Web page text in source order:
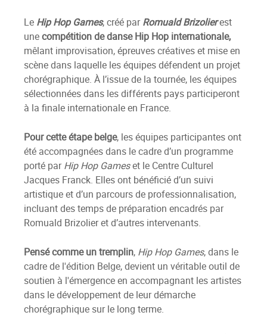
Le Hip Hop Games, créé parRomuald Brizolierest
unecompétition de danse Hip Hop internationale,
mêlant improvisation, épreuves créatives et mise en
scène dans laquelle les équipes défendent un projet
chorégraphique. À l’issue de la tournée, les équipes
sélectionnées dans les différents pays participeront
à la finale internationale en France.
Pour cette étape belge, les équipes participantes ont
été accompagnées dans le cadre d’un programme
porté parHip Hop Gameset le Centre Culturel
Jacques Franck. Elles ont bénéficié d’un suivi
artistique et d’un parcours de professionnalisation,
incluant des temps de préparation encadrés par
Romuald Brizolier et d’autres intervenants.
Pensé comme un tremplin, Hip Hop Games, dans le
cadre de l'édition Belge, devient un véritable outil de
soutien à l'émergence en accompagnant les artistes
dans le développement de leur démarche
chorégraphique sur le long terme.